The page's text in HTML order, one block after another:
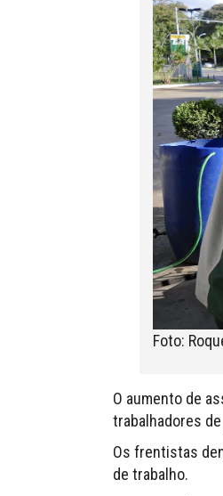
Foto:
O aumento de
trabalhadores
Os frentistas
de trabalho.